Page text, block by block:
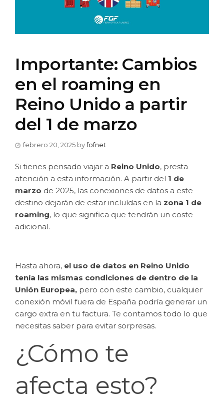
Importante: Cambios
en el roaming en
Reino Unido a partir
del 1 de marzo
febrero 20, 2025 byfofnet
Si tienes pensado viajar a Reino Unido, presta
atención a esta información. A partir del 1 de
marzo de 2025, las conexiones de datos a este
destino dejarán de estar incluídas en la zona 1 de
roaming, lo que significa que tendrán un coste
adicional.
Hasta ahora, el uso de datos en Reino Unido
tenía las mismas condiciones de dentro de la
Unión Europea, pero con este cambio, cualquier
conexión móvil fuera de España podría generar un
cargo extra en tu factura. Te contamos todo lo que
necesitas saber para evitar sorpresas.
¿Cómo te
afecta esto?